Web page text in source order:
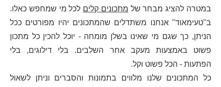
במטרה להציג מבחר של מתכונים קלים לכל מי שמחפש כאלו.
ב"טעימאוד" אנחנו משתדלים שהמתכונים יהיו מפורטים ככל
הניתן, כך שגם מי שאינו בשלן מומחה - יוכל להכין כל מתכון
פשוט באמצעות מעקב אחר השלבים. בלי דילוגים, בלי
הפתעות - הכל פשוט וקל.
כל המתכונים שלנו מלווים בתמונות והסברים וניתן לשאול